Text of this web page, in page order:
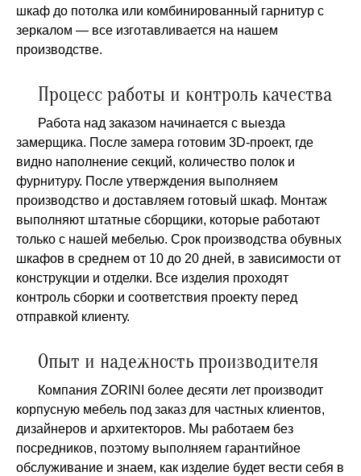
шкаф до потолка или комбинированный гарнитур с
зеркалом — все изготавливается на нашем
производстве.
Процесс работы и контроль качества
Работа над заказом начинается с выезда
замерщика. После замера готовим 3D-проект, где
видно наполнение секций, количество полок и
фурнитуру. После утверждения выполняем
производство и доставляем готовый шкаф. Монтаж
выполняют штатные сборщики, которые работают
только с нашей мебелью. Срок производства обувных
шкафов в среднем от 10 до 20 дней, в зависимости от
конструкции и отделки. Все изделия проходят
контроль сборки и соответствия проекту перед
отправкой клиенту.
Опыт и надежность производителя
Компания ZORINI более десяти лет производит
корпусную мебель под заказ для частных клиентов,
дизайнеров и архитекторов. Мы работаем без
посредников, поэтому выполняем гарантийное
обслуживание и знаем, как изделие будет вести себя в